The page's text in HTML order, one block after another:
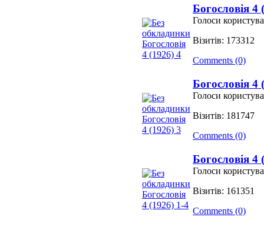
Богословія 4
Голоси
Візитів: 173312
Comments (0)
Богословія 4
Голоси
Візитів: 181747
Comments (0)
Богословія 4
Голоси
Візитів: 161351
Comments (0)